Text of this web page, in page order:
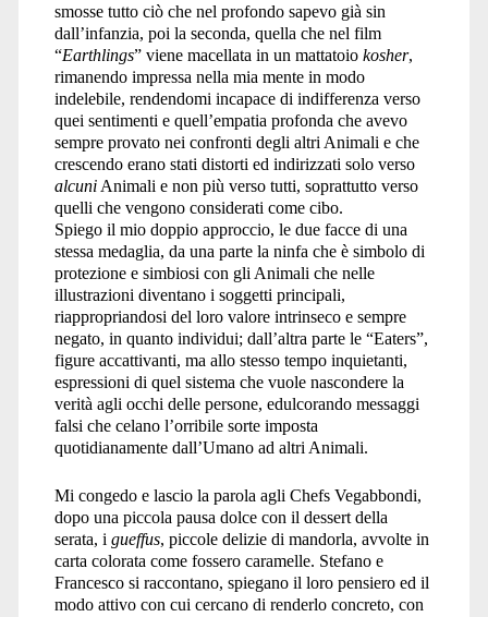
smosse tutto ciò che nel profondo sapevo già sin
dall’infanzia, poi la seconda, quella che nel film
“Earthlings” viene macellata in un mattatoio kosher,
rimanendo impressa nella mia mente in modo
indelebile, rendendomi incapace di indifferenza verso
quei sentimenti e quell’empatia profonda che avevo
sempre provato nei confronti degli altri Animali e che
crescendo erano stati distorti ed indirizzati solo verso
alcuniAnimali e non più verso tutti, soprattutto verso
quelli che vengono considerati come cibo.
Spiego il mio doppio approccio, le due facce di una
stessa medaglia, da una parte la ninfa che è simbolo di
protezione e simbiosi con gli Animali che nelle
illustrazioni diventano i soggetti principali,
riappropriandosi del loro valore intrinseco e sempre
negato, in quanto individui; dall’altra parte le “Eaters”,
figure accattivanti, ma allo stesso tempo inquietanti,
espressioni di quel sistema che vuole nascondere la
verità agli occhi delle persone, edulcorando messaggi
falsi che celano l’orribile sorte imposta
quotidianamente dall’Umano ad altri Animali.
Mi congedo e lascio la parola agli Chefs Vegabbondi,
dopo una piccola pausa dolce con il dessert della
serata, i gueffus, piccole delizie di mandorla, avvolte in
carta colorata come fossero caramelle. Stefano e
Francesco si raccontano, spiegano il loro pensiero ed il
modo attivo con cui cercano di renderlo concreto, con